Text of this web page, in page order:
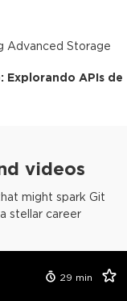
Advanced Storage
Explorando APIs de
videos
might spark Git
stellar career
29 min